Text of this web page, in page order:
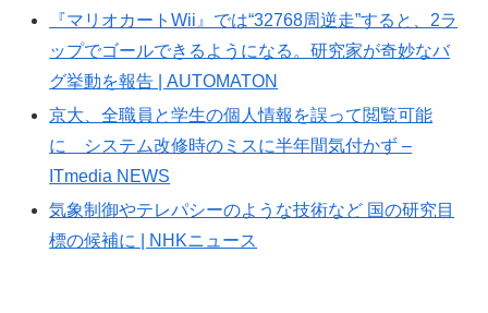
『マリオカートWii』では“32768周逆走”すると、2ラ
ップでゴールできるようになる。研究家が奇妙なバ
グ挙動を報告 | AUTOMATON
京大、全職員と学生の個人情報を誤って閲覧可能
に システム改修時のミスに半年間気付かず –
ITmedia NEWS
気象制御やテレパシーのような技術など 国の研究目
標の候補に | NHKニュース